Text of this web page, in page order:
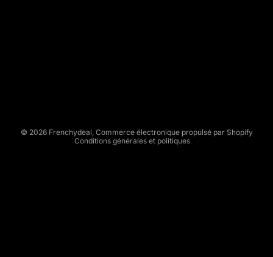
© 2026 Frenchydeal, Commerce électronique propulsé par Shopify
Conditions générales et politiques